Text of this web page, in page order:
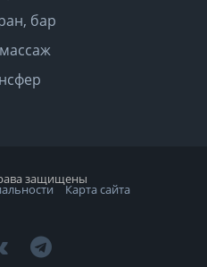
бар
защищены
Карта сайта